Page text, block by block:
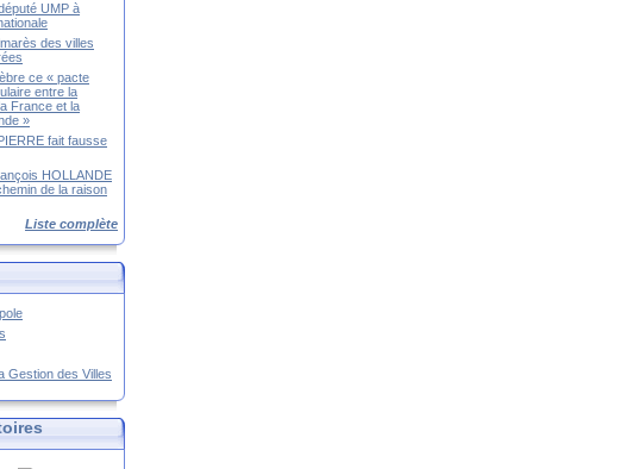
UMP à
des villes
ce « pacte
entre la
France et la
»
fait fausse
HOLLANDE
de la raison
Liste complète
Gestion des Villes